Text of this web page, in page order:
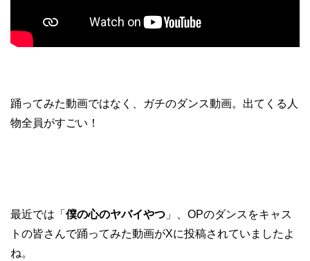
踊ってみた動画ではなく、ガチのダンス動画。出てくる人
物全員がすごい！
最近では「 僕の心のヤバイやつ 」、OPのダンスをキャス
トの皆さんで踊ってみた動画がXに投稿されていましたよ
ね。